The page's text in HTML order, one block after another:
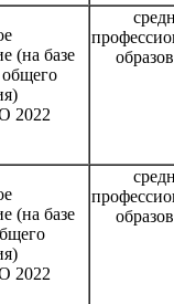
(на базе
2022
(на базе
2022